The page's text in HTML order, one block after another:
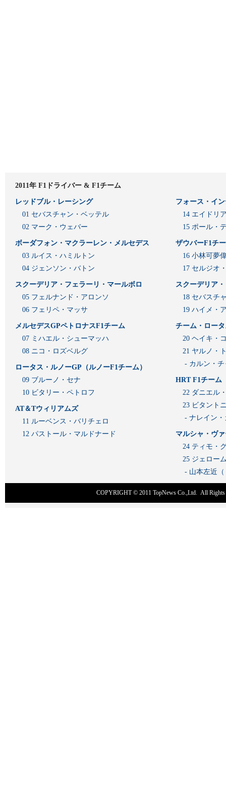
2011年 F1ドライバー & F1チーム
レッドブル・レーシング
01 セバスチャン・ベッテル
02 マーク・ウェバー
ボーダフォン・マクラーレン・メルセデス
03 ルイス・ハミルトン
04 ジェンソン・バトン
スクーデリア・フェラーリ・マールボロ
05 フェルナンド・アロンソ
06 フェリペ・マッサ
メルセデスGPペトロナスF1チーム
07 ミハエル・シューマッハ
08 ニコ・ロズベルグ
ロータス・ルノーGP（ルノーF1チーム）
09 ブルーノ・セナ
10 ビタリー・ペトロフ
AT＆Tウィリアムズ
11 ルーベンス・バリチェロ
12 パストール・マルドナード
フォース・イ
14 エイドリ
15 ポール・
ザウバーF1チ
16 小林可夢
17 セルジオ
スクーデリア
18 セバスチ
19 ハイメ・
チーム・ロー
20 ヘイキ・
21 ヤルノ・
- カルン・
HRT F1チーム
22 ダニエル
23 ビタント
- ナレイン
マルシャ・ヴ
24 ティモ・
25 ジェロー
- 山本左近
COPYRIGHT © 2011 TopNews Co.,Ltd. All